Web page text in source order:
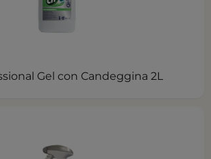
Gel con Candeggina 2L